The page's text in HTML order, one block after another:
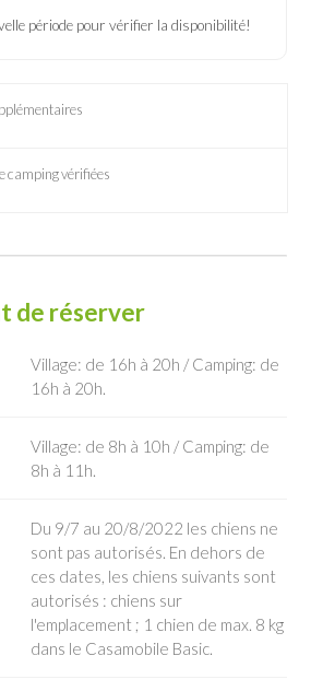
période pour vérifier la disponibilité!
camping vérifiées
de réserver
Village: de 16h à 20h / Camping: de
16h à 20h.
Village: de 8h à 10h / Camping: de
8h à 11h.
Du 9/7 au 20/8/2022 les chiens ne
sont pas autorisés. En dehors de
ces dates, les chiens suivants sont
autorisés : chiens sur
l'emplacement ; 1 chien de max. 8 kg
dans le Casamobile Basic.